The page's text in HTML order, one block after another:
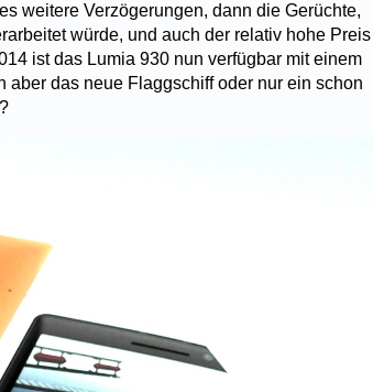
weitere Verzögerungen, dann die Gerüchte,
würde, und auch der relativ hohe Preis
ist das Lumia 930 nun verfügbar mit einem
aber das neue Flaggschiff oder nur ein schon